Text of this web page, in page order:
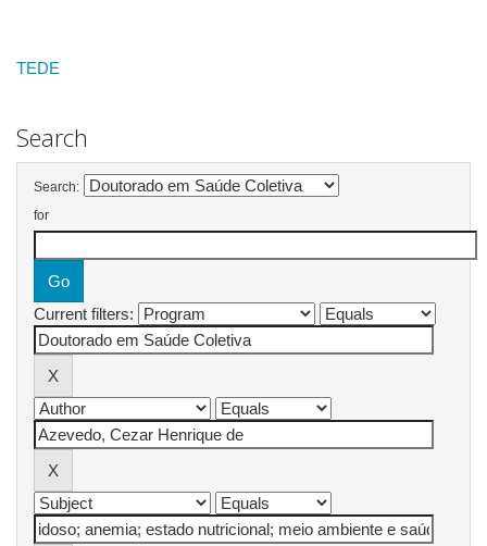
TEDE
Search
Search:
for
Current filters: